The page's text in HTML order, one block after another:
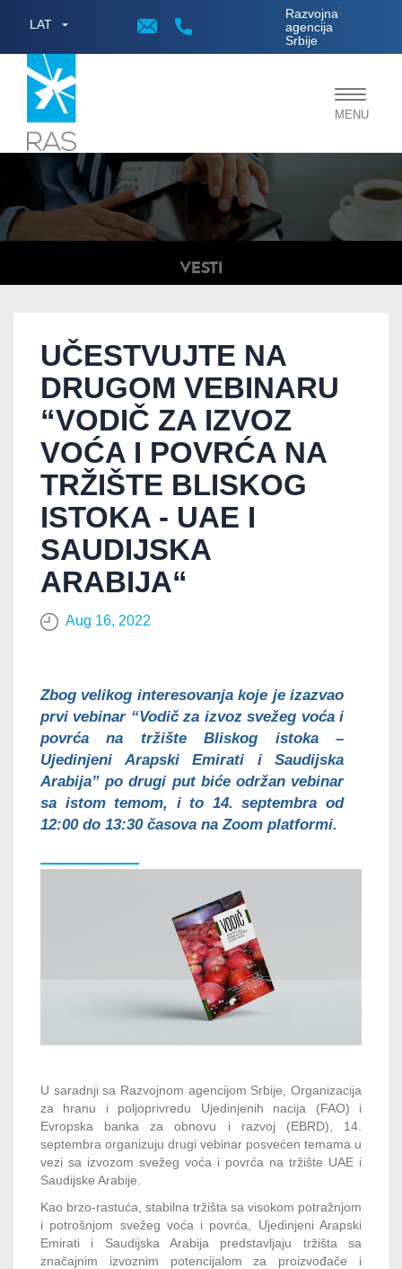
LAT
Razvojna
agencija
Srbije
;
Toggle
MENU
VESTI
UČESTVUJTE NA
DRUGOM VEBINARU
“VODIČ ZA IZVOZ
VOĆA I POVRĆA NA
TRŽIŠTE BLISKOG
ISTOKA - UAE I
SAUDIJSKA
ARABIJA“
Aug 16, 2022
Zbog velikog interesovanja koje je izazvao
prvi vebinar “Vodič za izvoz svežeg voća i
povrća na tržište Bliskog istoka –
Ujedinjeni Arapski Emirati i Saudijska
Arabija” po drugi put biće održan vebinar
sa istom temom, i to 14. septembra od
12:00 do 13:30 časova na Zoom platformi.
U saradnji sa Razvojnom agencijom Srbije, Organizacija
za hranu i poljoprivredu Ujedinjenih nacija (FAO) i
Evropska banka za obnovu i razvoj (EBRD), 14.
septembra organizuju drugi vebinar posvećen temama u
vezi sa izvozom svežeg voća i povrća na tržište UAE i
Saudijske Arabije.
Kao brzo-rastuća, stabilna tržišta sa visokom potražnjom
i potrošnjom svežeg voća i povrća, Ujedinjeni Arapski
Emirati i Saudijska Arabija predstavljaju tržišta sa
značajnim izvoznim potencijalom za proizvođače i